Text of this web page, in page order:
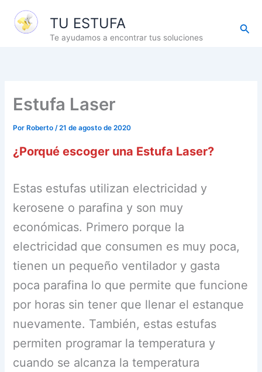
contenido
TU ESTUFA
Te ayudamos a encontrar tus soluciones
Estufa Laser
Por Roberto/21 de agosto de 2020
¿Porqué escoger una Estufa Laser?
Estas estufas utilizan electricidad y
kerosene o parafina y son muy
económicas. Primero porque la
electricidad que consumen es muy poca,
tienen un pequeño ventilador y gasta
poca parafina lo que permite que funcione
por horas sin tener que llenar el estanque
nuevamente. También, estas estufas
permiten programar la temperatura y
cuando se alcanza la temperatura